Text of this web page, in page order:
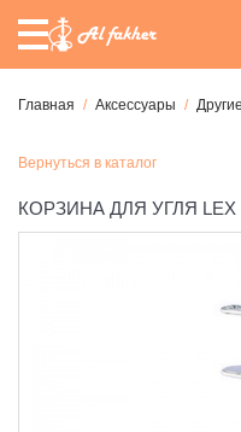
Главная Аксессуары
Вернуться в каталог
КОРЗИНА ДЛЯ УГЛЯ LEX